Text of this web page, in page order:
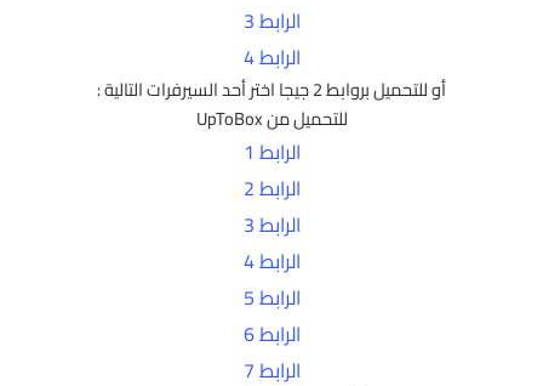
الرابط 3
الرابط 4
أو للتحميل بروابط 2 جيجا اختر أحد السيرفرات التالية :
للتحميل من UpToBox
الرابط 1
الرابط 2
الرابط 3
الرابط 4
الرابط 5
الرابط 6
الرابط 7